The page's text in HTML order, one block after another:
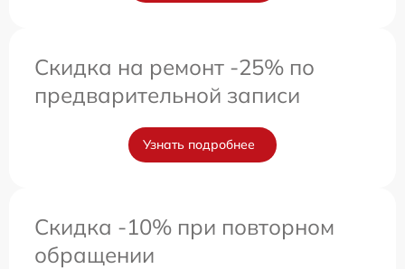
Скидка на ремонт -25% по
предварительной записи
Узнать подробнее
Скидка -10% при повторном
обращении